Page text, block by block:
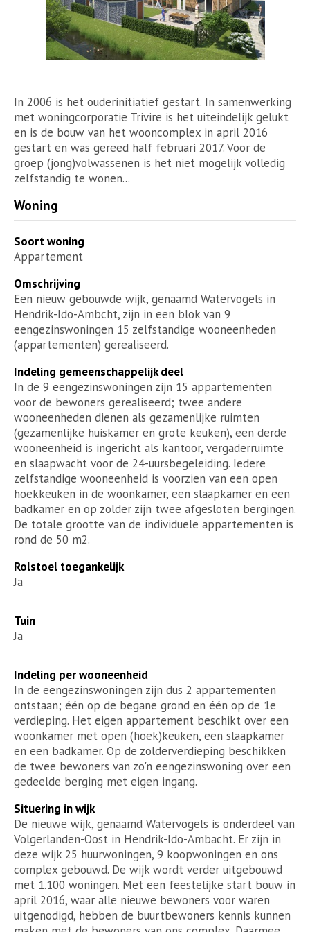
In 2006 is het ouderinitiatief gestart. In samenwerking
met woningcorporatie Trivire is het uiteindelijk gelukt
en is de bouw van het wooncomplex in april 2016
gestart en was gereed half februari 2017. Voor de
groep (jong)volwassenen is het niet mogelijk volledig
zelfstandig te wonen...
Woning
Soort woning
Appartement
Omschrijving
Een nieuw gebouwde wijk, genaamd Watervogels in
Hendrik-Ido-Ambcht, zijn in een blok van 9
eengezinswoningen 15 zelfstandige wooneenheden
(appartementen) gerealiseerd.
Indeling gemeenschappelijk deel
In de 9 eengezinswoningen zijn 15 appartementen
voor de bewoners gerealiseerd; twee andere
wooneenheden dienen als gezamenlijke ruimten
(gezamenlijke huiskamer en grote keuken), een derde
wooneenheid is ingericht als kantoor, vergaderruimte
en slaapwacht voor de 24-uursbegeleiding. Iedere
zelfstandige wooneenheid is voorzien van een open
hoekkeuken in de woonkamer, een slaapkamer en een
badkamer en op zolder zijn twee afgesloten bergingen.
De totale grootte van de individuele appartementen is
rond de 50 m2.
Rolstoel toegankelijk
Ja
Tuin
Ja
Indeling per wooneenheid
In de eengezinswoningen zijn dus 2 appartementen
ontstaan; één op de begane grond en één op de 1e
verdieping. Het eigen appartement beschikt over een
woonkamer met open (hoek)keuken, een slaapkamer
en een badkamer. Op de zolderverdieping beschikken
de twee bewoners van zo'n eengezinswoning over een
gedeelde berging met eigen ingang.
Situering in wijk
De nieuwe wijk, genaamd Watervogels is onderdeel van
Volgerlanden-Oost in Hendrik-Ido-Ambacht. Er zijn in
deze wijk 25 huurwoningen, 9 koopwoningen en ons
complex gebouwd. De wijk wordt verder uitgebouwd
met 1.100 woningen. Met een feestelijke start bouw in
april 2016, waar alle nieuwe bewoners voor waren
uitgenodigd, hebben de buurtbewoners kennis kunnen